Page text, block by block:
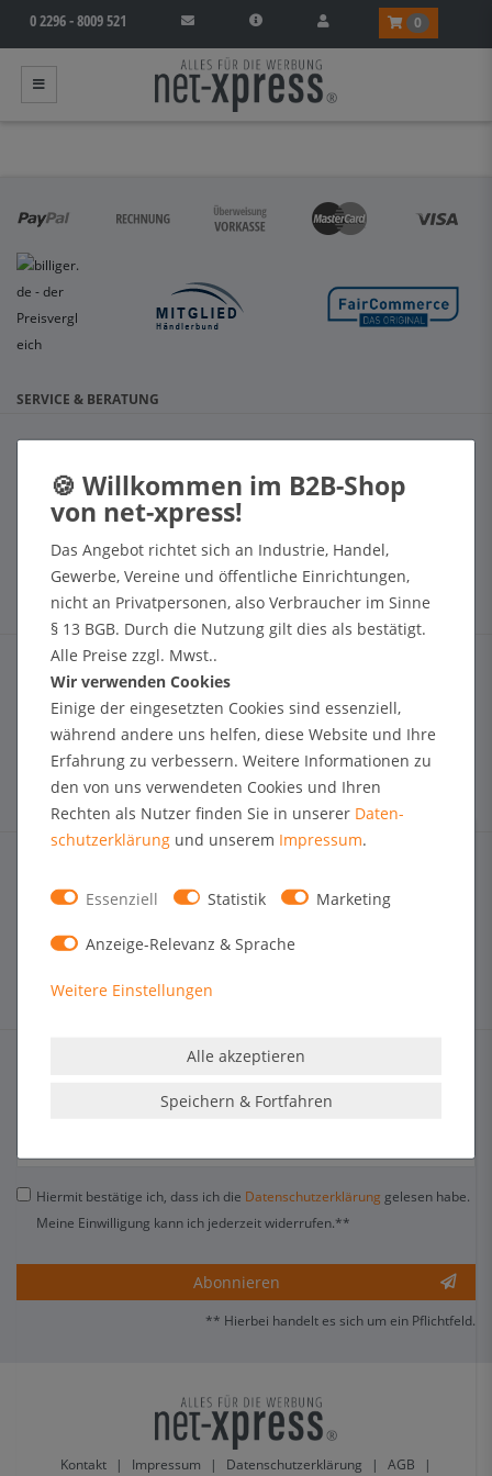
0 2296 - 8009 521 0
SERVICE & BERATUNG
Zahlungsarten
Versandarten & -kosten
Widerrufsrecht
Glossar
MEIN KONTO
Registrieren
Händlerregistrierung
Warenkorb
BELIEBTE KATEGORIEN
Klapprahmen Alu
Schaukasten innen B1
Hiermit bestätige ich, dass ich die Daten­schutz­erklärung gelesen habe.
Meine Einwilligung kann ich jederzeit widerrufen.**
Abonnieren
** Hierbei handelt es sich um ein Pflichtfeld.
Kontakt | Impressum | Datenschutzerklärung | AGB |
Das Angebot richtet sich an Industrie, Handel,
Gewerbe, Vereine und öffentliche Einrichtungen,
nicht an Privatpersonen, also Verbraucher im Sinne
§ 13 BGB. Durch die Nutzung gilt dies als bestätigt.
Alle Preise zzgl. Mwst..
Wir verwenden Cookies
Einige der eingesetzten Cookies sind essenziell,
während andere uns helfen, diese Website und Ihre
Erfahrung zu verbessern. Weitere Informationen zu
den von uns verwendeten Cookies und Ihren
Rechten als Nutzer finden Sie in unserer Daten­
schutz­erklärung und unserem Impressum.
Essenziell Statistik Marketing
Anzeige-Relevanz & Sprache
Weitere Einstellungen
Alle akzeptieren
Speichern & Fortfahren